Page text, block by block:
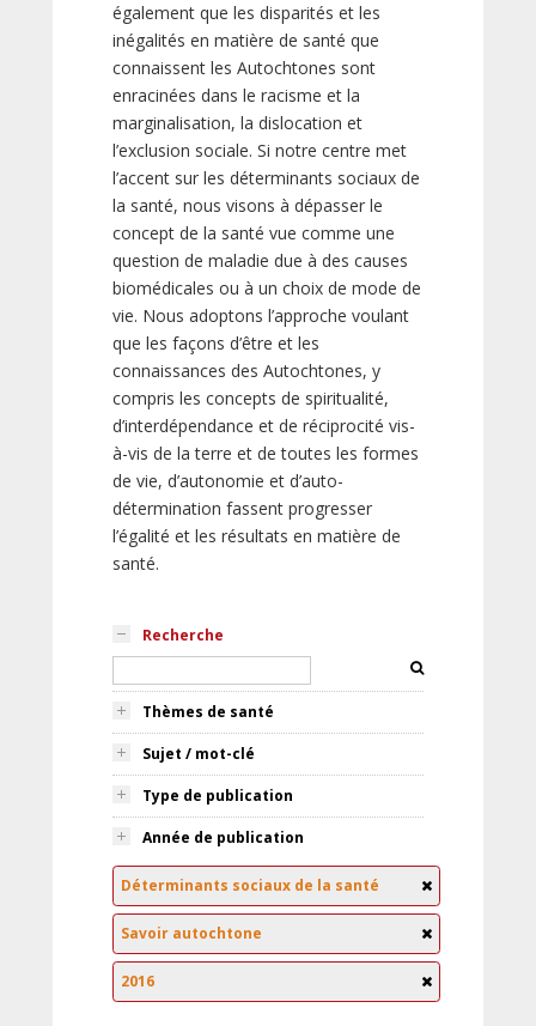
également que les disparités et les
inégalités en matière de santé que
connaissent les Autochtones sont
enracinées dans le racisme et la
marginalisation, la dislocation et
l’exclusion sociale. Si notre centre met
l’accent sur les déterminants sociaux de
la santé, nous visons à dépasser le
concept de la santé vue comme une
question de maladie due à des causes
biomédicales ou à un choix de mode de
vie. Nous adoptons l’approche voulant
que les façons d’être et les
connaissances des Autochtones, y
compris les concepts de spiritualité,
d’interdépendance et de réciprocité vis-
à-vis de la terre et de toutes les formes
de vie, d’autonomie et d’auto-
détermination fassent progresser
l’égalité et les résultats en matière de
santé.
Recherche
Thèmes de santé
Sujet / mot-clé
Type de publication
Année de publication
Déterminants sociaux de la santé
Savoir autochtone
2016